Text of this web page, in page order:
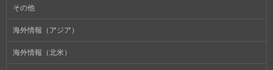
その他
海外情報（アジア）
海外情報（北米）